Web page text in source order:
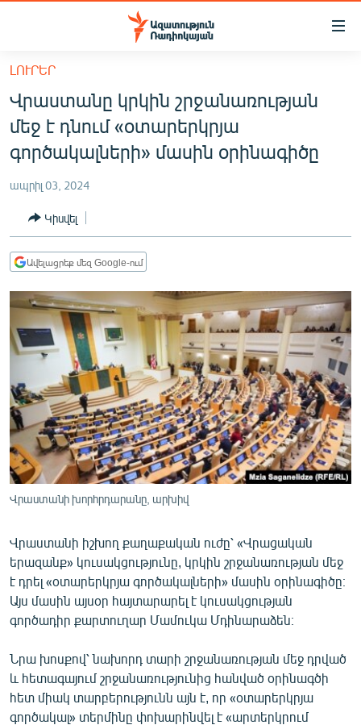
Մատչելիության
հիմնական
բովանդակությանը
Անցնել
հիմնական
մենյուին
ՀԱՅԱՍՏԱՆ
ՔԱՂԱՔԱԿԱՆ
ՀԱՍԱՐԱԿՈՒԹՅՈՒՆ
ՏՆՏԵՍՈՒԹՅՈՒՆ
ՂԱՐԱԲԱՂ
ՊԱՏԵՐԱԶՄԻ 6 ՇԱԲԱԹՆԵՐԸ
ՏԱՐԱԾԱՇՐՋԱՆ
ՄԻՋԱԶԳԱՅԻՆ
ՄՇԱԿՈՒՅԹ
ՍՊՈՐՏ
ՄԵԿՆԱԲԱՆՈՒԹՅՈՒՆ
ԱՐԽԻՎ
ՏԵՍԱՆՅՈՒԹԵՐ
ԲԱՆԱՎԵՃ
ՓՈԴՔԱՍԹ
Հայերեն
ԼՈՒՐԵՐ
Վրաստանը կրկին շրջանառության
մեջ է դնում «օտարերկրյա
գործակալների» մասին օրինագիծը
ապրիլ 03, 2024
Կիսվել
Ավելացրեք մեզ Google-ում
Վրաստանի խորհրդարանը, արխիվ
Վրաստանի իշխող քաղաքական ուժը՝ «Վրացական
երազանք» կուսակցությունը, կրկին շրջանառության մեջ
է դրել «օտարերկրյա գործակալների» մասին օրինագիծը։
Այս մասին այսօր հայտարարել է կուսակցության
գործադիր քարտուղար Մամուկա Մդինարաձեն։
Նրա խոսքով՝ նախորդ տարի շրջանառության մեջ դրված
և հետագայում շրջանառությունից հանված օրինագծի
հետ միակ տարբերությունն այն է, որ «օտարերկրյա
գործակալ» տերմինը փոխարինվել է «արտերկրում